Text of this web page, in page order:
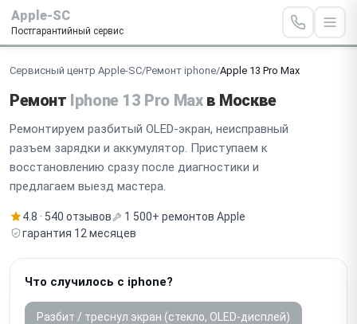
Apple-SC
Постгарантийный сервис
Сервисный центр Apple-SC/Ремонт iphone/Apple 13 Pro Max
Ремонт Iphone 13 Pro Maxв Москве
Ремонтируем разбитый OLED-экран, неисправный
разъем зарядки и аккумулятор. Приступаем к
восстановлению сразу после диагностики и
предлагаем выезд мастера.
4.8 · 540 отзывов
1 500+ ремонтов Apple
гарантия 12 месяцев
Что случилось с iphone?
Разбит / треснул экран (стекло, OLED-дисплей)